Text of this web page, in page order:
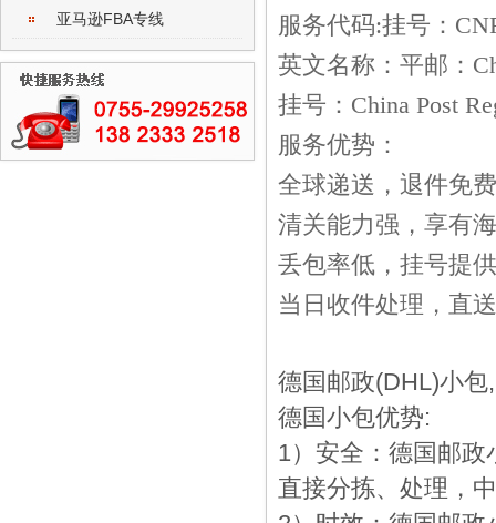
亚马逊FBA专线
服务代码:挂号：
英文名称：平邮：
挂号：China Post
服务优势：
全球递送，退件免费
清关能力强，享有
丢包率低，挂号提
当日收件处理，直
德国邮政(DHL)小
德国小包优势:
1）安全：德国邮
直接分拣、处理，